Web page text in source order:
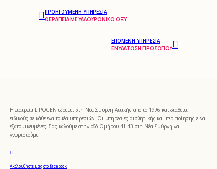
ΠΡΟΗΓΟΎΜΕΝΗ ΥΠΗΡΕΣΊΑ
ΘΕΡΑΠΕΊΑ ΜΕ ΥΑΛΟΥΡΟΝΙΚΌ ΟΞΎ
ΕΠΌΜΕΝΗ ΥΠΗΡΕΣΊΑ
ΕΝΥΔΆΤΩΣΗ ΠΡΟΣΏΠΟΥ
Η εταιρεία LIPOGEN εδρεύει στη Νέα Σμύρνη Αττικής από το 1996 και διαθέτει
ειδικούς σε κάθε ένα τομέα υπηρεσιών. Οι υπηρεσίες αισθητικής και περιποίησης είναι
εξατομικευμένες. Σας καλούμε στην οδό Ομήρου 41-43 στη Νέα Σμύρνη να
γνωριστούμε.
Ακολουθήστε μας στο facebook